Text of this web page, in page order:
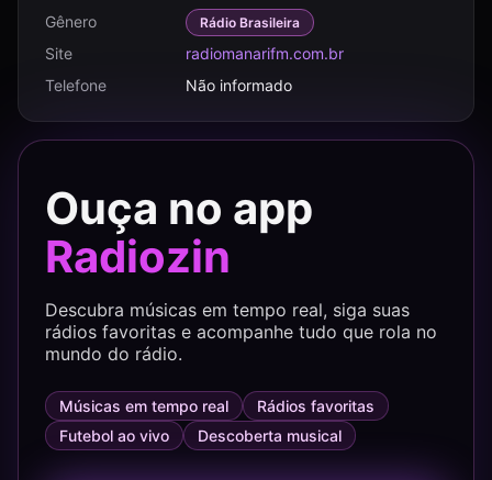
Gênero
Rádio Brasileira
Site
radiomanarifm.com.br
Telefone
Não informado
Ouça no app
Radiozin
Descubra músicas em tempo real, siga suas
rádios favoritas e acompanhe tudo que rola no
mundo do rádio.
Músicas em tempo real
Rádios favoritas
Futebol ao vivo
Descoberta musical